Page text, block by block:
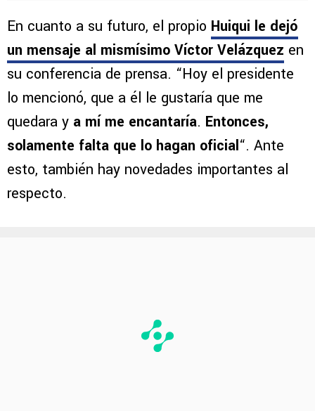
En cuanto a su futuro, el propio Huiqui le dejó
un mensaje al mismísimo Víctor Velázquez en
su conferencia de prensa. “Hoy el presidente
lo mencionó, que a él le gustaría que me
quedara y a mí me encantaría. Entonces,
solamente falta que lo hagan oficial“. Ante
esto, también hay novedades importantes al
respecto.